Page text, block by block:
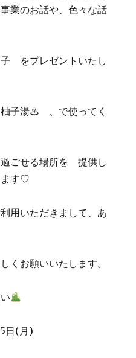
業のお話や、色々な話
をプレゼントいたし
柚子湯♨ 、で使ってく
ごせる場所を 提供し
ます♡
いただきまして、あ
お願いいたします。
日(月)